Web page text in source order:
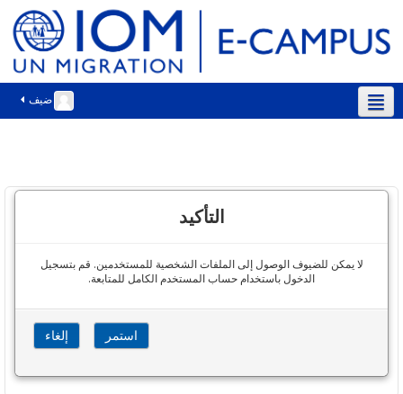
ضيف
التأكيد
لا يمكن للضيوف الوصول إلى الملفات الشخصية للمستخدمين. قم بتسجيل
الدخول باستخدام حساب المستخدم الكامل للمتابعة.